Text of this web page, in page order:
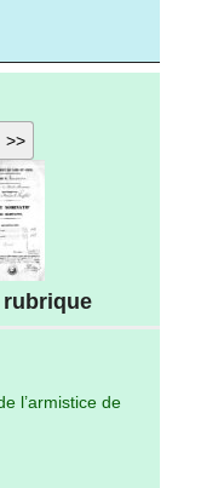
rubrique
l’armistice de